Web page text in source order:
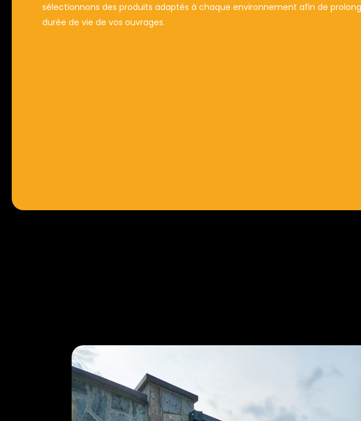
sélectionnons des produits adaptés à chaque environnement afin de
durée de vie de vos ouvrages.